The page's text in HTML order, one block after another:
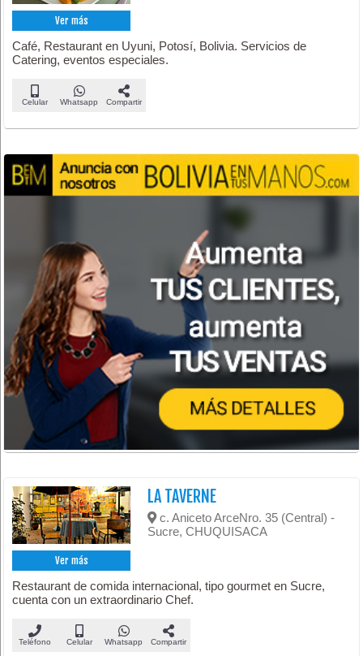
Ver más
Café, Restaurant en Uyuni, Potosí, Bolivia. Servicios de
Catering, eventos especiales.
Celular Whatsapp Compartir
Ver más
LA TAVERNE
c. Aniceto ArceNro. 35 (Central) -
Sucre, CHUQUISACA
Restaurant de comida internacional, tipo gourmet en Sucre,
cuenta con un extraordinario Chef.
Teléfono Celular Whatsapp Compartir